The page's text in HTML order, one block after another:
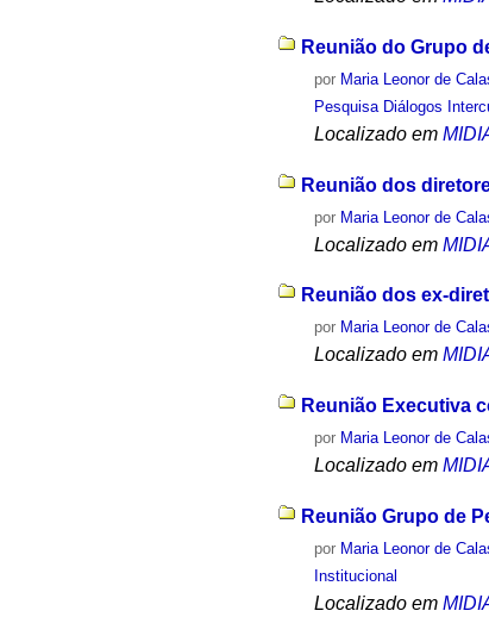
Reunião do Grupo
por Maria Leonor de
Pesquisa Diálogos
Localizado em
Reunião dos
por Maria Leonor de
Localizado em
Reunião dos ex-
por Maria Leonor de
Localizado em
Reunião Executiva
por Maria Leonor de
Localizado em
Reunião Grupo de
por Maria Leonor de
Institucional
Localizado em